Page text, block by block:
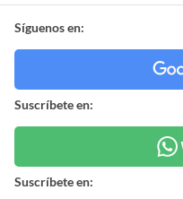
Síguenos en:
Suscríbete en:
Suscríbete en: